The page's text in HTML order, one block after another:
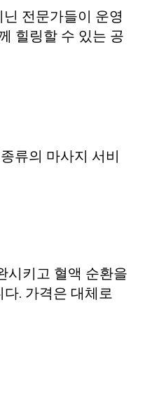
전문가들이 운영
힐링할 수 있는 공
류의 마사지 서비
시키고 혈액 순환을
. 가격은 대체로